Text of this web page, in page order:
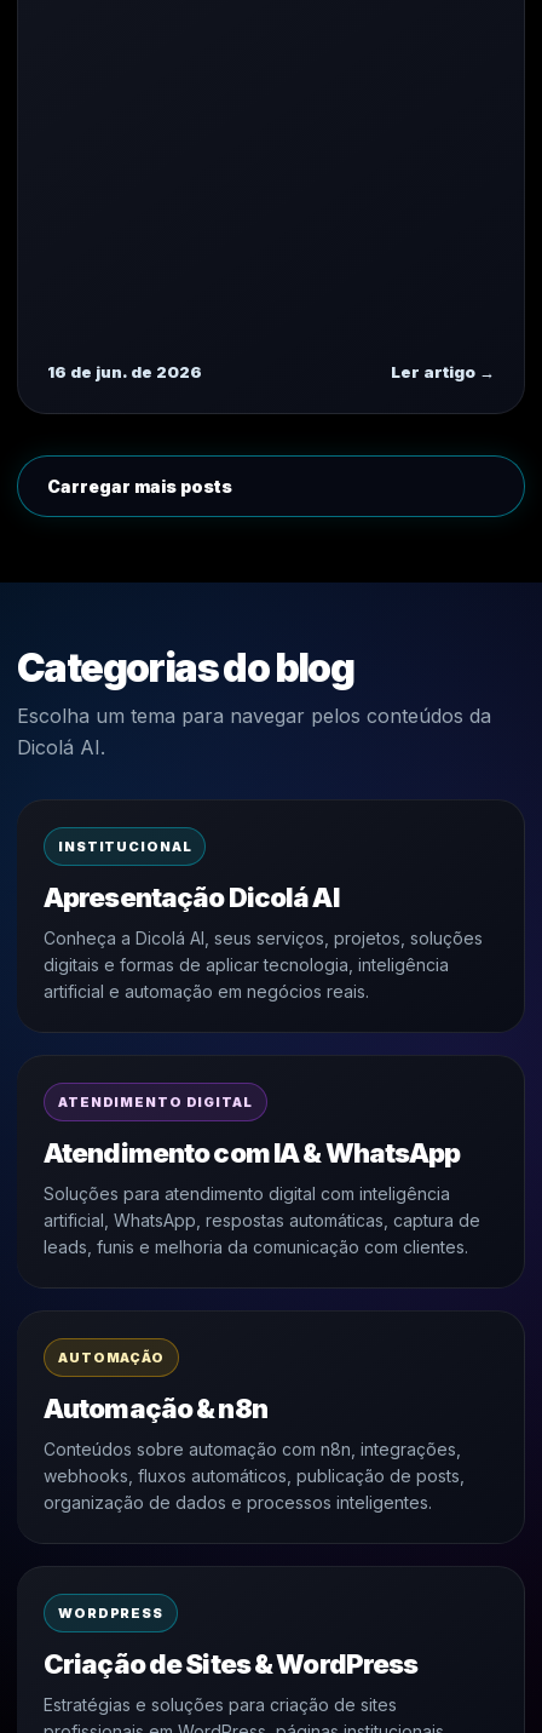
16 de jun. de 2026 Ler artigo →
Carregar mais posts
Categorias do blog
Escolha um tema para navegar pelos conteúdos da
Dicolá AI.
INSTITUCIONAL
Apresentação Dicolá AI
Conheça a Dicolá AI, seus serviços, projetos, soluções
digitais e formas de aplicar tecnologia, inteligência
artificial e automação em negócios reais.
ATENDIMENTO DIGITAL
Atendimento com IA & WhatsApp
Soluções para atendimento digital com inteligência
artificial, WhatsApp, respostas automáticas, captura de
leads, funis e melhoria da comunicação com clientes.
AUTOMAÇÃO
Automação & n8n
Conteúdos sobre automação com n8n, integrações,
webhooks, fluxos automáticos, publicação de posts,
organização de dados e processos inteligentes.
WORDPRESS
Criação de Sites & WordPress
Estratégias e soluções para criação de sites